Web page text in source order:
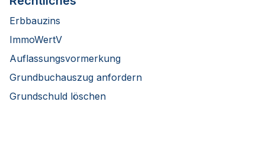
Erbbauzins
ImmoWertV
Auflassungsvormerkung
Grundbuchauszug anfordern
Grundschuld löschen